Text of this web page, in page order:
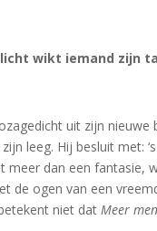
wikt iemand zijn
uit zijn nieuwe
leeg. Hij besluit met:
meer dan een fantasie,
de ogen van een
niet datMeer